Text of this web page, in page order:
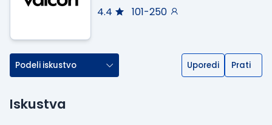
4.4
101-250
Podeli iskustvo Uporedi Prati
Iskustva